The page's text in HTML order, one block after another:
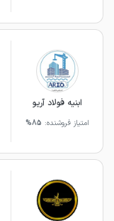
ابنیه فولاد آریو
امتیاز فروشنده: 85%